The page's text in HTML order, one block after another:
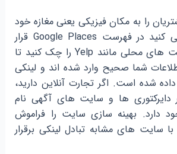
را به مکان فیزیکی یعنی مغازه خود
بکشانید، حتما سعی کنید در فهرست Google Places قرار
بگیرید. لیست سایت های محلی مانند Yelp را چک کنید تا
شما صحیح وارد شده اند و لینکی
شده است. اگر تجارت آنلاین دارید،
دایرکتوری ها و سایت های آگهی نام
دارد. بهینه سازی سایت را فراموش
سایت های مشابه تبادل لینکی برقرار